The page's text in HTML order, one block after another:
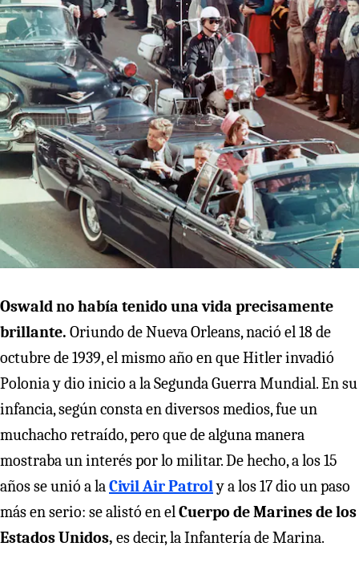
Oswald no había tenido una vida precisamente
brillante. Oriundo de Nueva Orleans, nació el 18 de
octubre de 1939, el mismo año en que Hitler invadió
Polonia y dio inicio a la Segunda Guerra Mundial. En su
infancia, según consta en diversos medios, fue un
muchacho retraído, pero que de alguna manera
mostraba un interés por lo militar. De hecho, a los 15
años se unió a laCivil Air Patroly a los 17 dio un paso
más en serio: se alistó en elCuerpo de Marines de los
Estados Unidos, es decir, la Infantería de Marina.